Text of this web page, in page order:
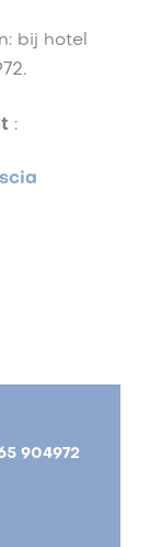
bij hotel
:
904972